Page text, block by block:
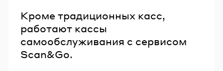
Кроме традиционных касс,
работают кассы
самообслуживания с сервисом
Scan&Go.